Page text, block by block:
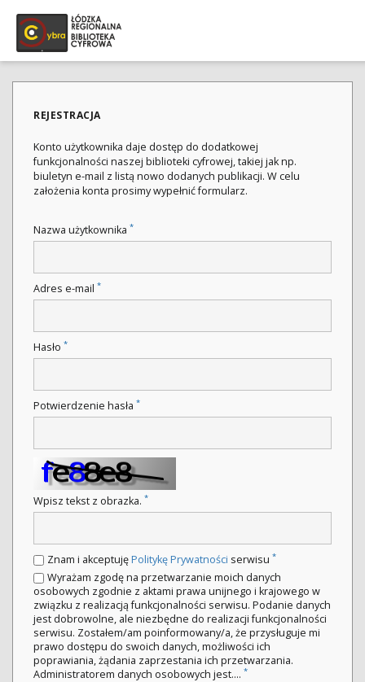
REJESTRACJA
Konto użytkownika daje dostęp do dodatkowej
funkcjonalności naszej biblioteki cyfrowej, takiej jak np.
biuletyn e-mail z listą nowo dodanych publikacji. W celu
założenia konta prosimy wypełnić formularz.
Nazwa użytkownika *
Adres e-mail *
Hasło *
Potwierdzenie hasła *
Wpisz tekst z obrazka. *
Znam i akceptujęPolitykę Prywatności serwisu *
Wyrażam zgodę na przetwarzanie moich danych
osobowych zgodnie z aktami prawa unijnego i krajowego w
związku z realizacją funkcjonalności serwisu. Podanie danych
jest dobrowolne, ale niezbędne do realizacji funkcjonalności
serwisu. Zostałem/am poinformowany/a, że przysługuje mi
prawo dostępu do swoich danych, możliwości ich
poprawiania, żądania zaprzestania ich przetwarzania.
Administratorem danych osobowych jest.... *